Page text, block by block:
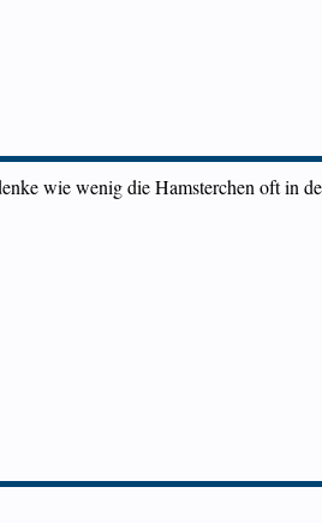
wie wenig die Hamsterchen oft in